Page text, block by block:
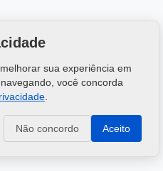
sua experiência em
você concorda
Não concordo Aceito